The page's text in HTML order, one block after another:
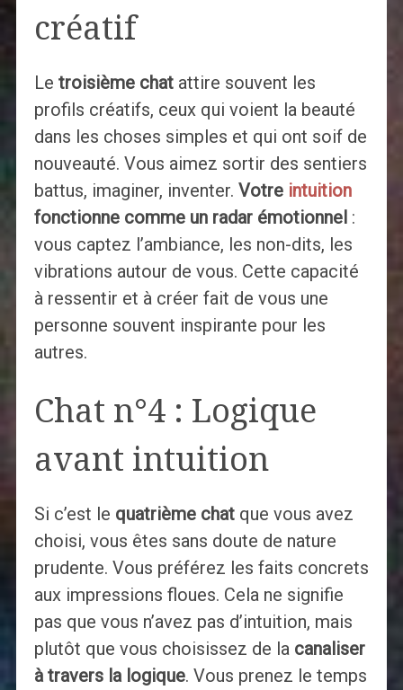
créatif
Le troisième chatattire souvent les
profils créatifs, ceux qui voient la beauté
dans les choses simples et qui ont soif de
nouveauté. Vous aimez sortir des sentiers
battus, imaginer, inventer. Votre intuition
fonctionne comme un radar émotionnel :
vous captez l’ambiance, les non-dits, les
vibrations autour de vous. Cette capacité
à ressentir et à créer fait de vous une
personne souvent inspirante pour les
autres.
Chat n°4 : Logique
avant intuition
Si c’est le quatrième chatque vous avez
choisi, vous êtes sans doute de nature
prudente. Vous préférez les faits concrets
aux impressions floues. Cela ne signifie
pas que vous n’avez pas d’intuition, mais
plutôt que vous choisissez de la canaliser
à travers la logique. Vous prenez le temps